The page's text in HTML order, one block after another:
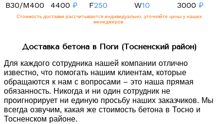
B30/M400
4400 ₽ F250 W10 3000 ₽
Стоимость доставки рассчитывается индивидуально, уточняйте цены у наших
менеджеров.
Доставка бетона в Поги (Тосненский район)
Для каждого сотрудника нашей компании отлично
известно, что помогать нашим клиентам, которые
обращаются к нам с вопросами – это наша прямая
обязанность. Никогда и ни один сотрудник не
проигнорирует ни единую просьбу наших заказчиков. Мы
всегда озвучим, какая же стоимость бетона в Тосно и
Тосненском районе.